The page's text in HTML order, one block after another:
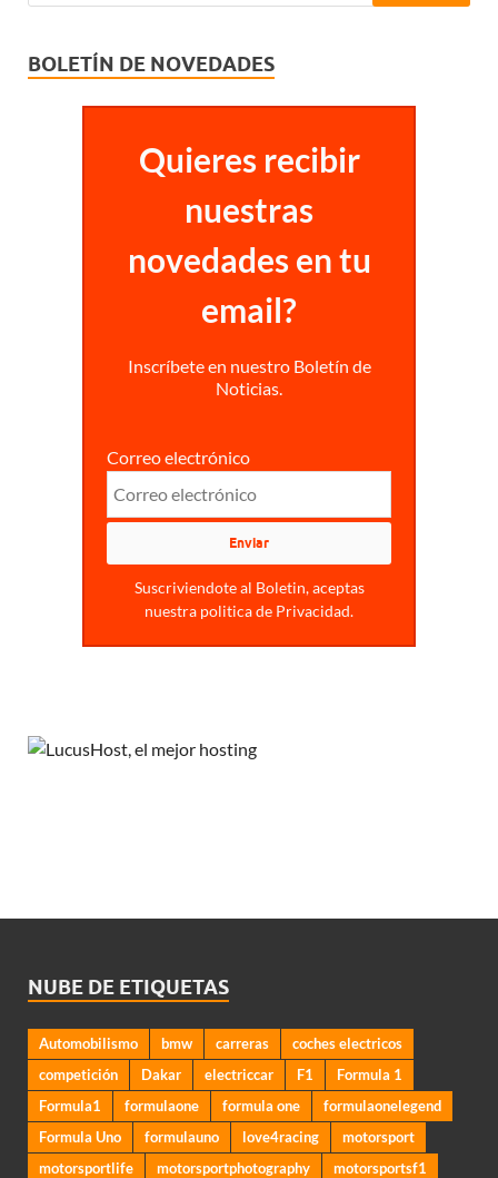
BOLETÍN DE NOVEDADES
Quieres recibir
nuestras
novedades en tu
email?
Inscríbete en nuestro Boletín de
Noticias.
Correo electrónico
Suscriviendote al Boletin, aceptas
nuestra politica de Privacidad.
NUBE DE ETIQUETAS
Automobilismo bmw carreras
coches electricos
competición
Dakar electriccar F1
Formula 1
Formula1
formulaone formula one
formulaonelegend
Formula Uno
formulauno love4racing
motorsport
motorsportlife
motorsportphotography
motorsportsf1